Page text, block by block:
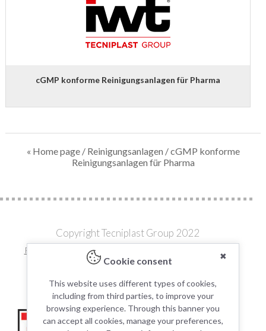
cGMP konforme Reinigungsanlagen für Pharma
« Home page/ Reinigungsanlagen / cGMP konforme
Reinigungsanlagen für Pharma
Copyright Tecniplast Group 2022
Privacy and Cookie Policies
C.F. e P.IVA 00211030127 | REA: 49171
✖
Cookie consent
This website uses different types of cookies,
including from third parties, to improve your
browsing experience. Through this banner you
can accept all cookies, manage your preferences,